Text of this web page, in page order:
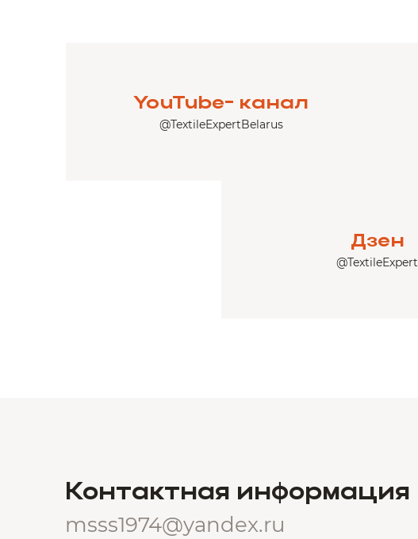
YouTube- канал
@TextileExpertBelarus
Дзен
@TextileExpert
Контактная информация
msss1974@yandex.ru